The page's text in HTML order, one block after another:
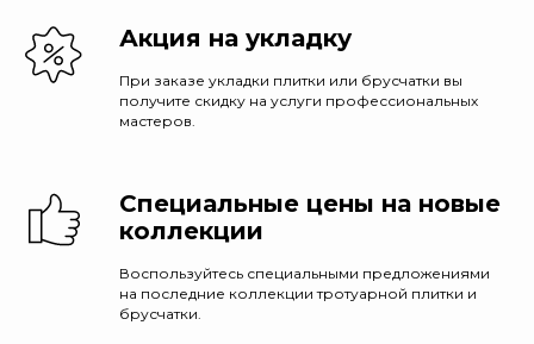
Акция на укладку
При заказе укладки плитки или брусчатки вы
получите скидку на услуги профессиональных
мастеров.
Специальные цены на новые
коллекции
Воспользуйтесь специальными предложениями
на последние коллекции тротуарной плитки и
брусчатки.